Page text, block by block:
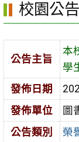
區
校園公告
公告主旨
本
學
發佈日期
發佈單位
圖
公告類別
榮